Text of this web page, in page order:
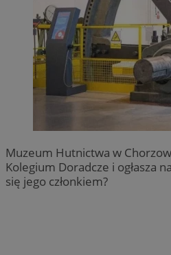
Muzeum Hutnictwa w
Kolegium Doradcze i ogłasza
się jego członkiem?